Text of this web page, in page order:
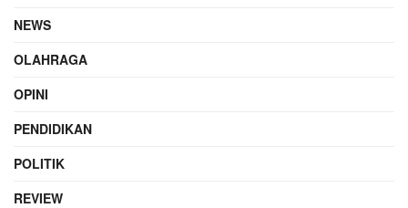
NEWS
OLAHRAGA
OPINI
PENDIDIKAN
POLITIK
REVIEW